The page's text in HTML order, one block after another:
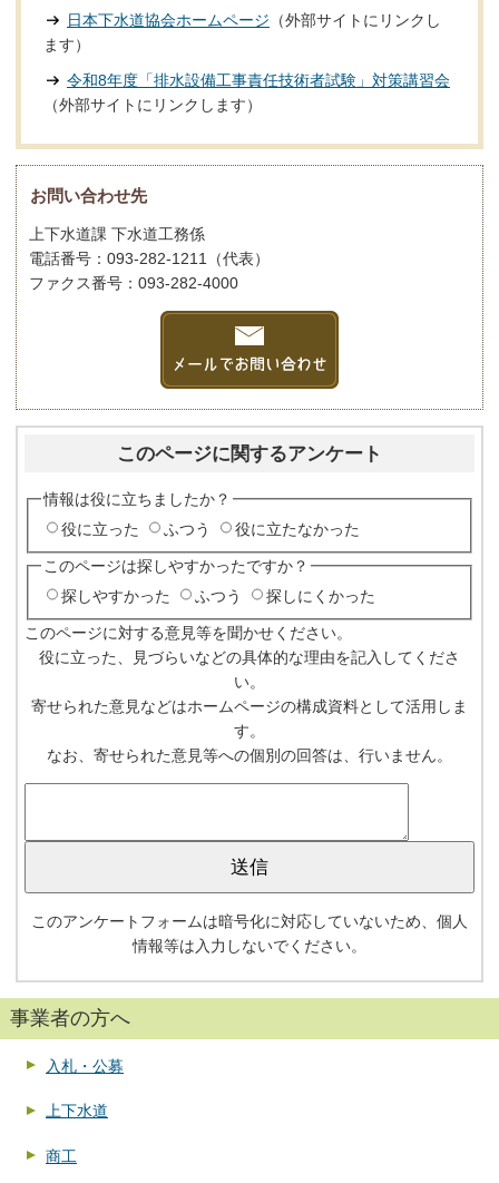
日本下水道協会ホームページ （外部サイトにリンクし
ます）
令和8年度「排水設備工事責任技術者試験」対策講習会
（外部サイトにリンクします）
お問い合わせ先
上下水道課 下水道工務係
電話番号：093-282-1211（代表）
ファクス番号：093-282-4000
このページに関するアンケート
情報は役に立ちましたか？
役に立った
ふつう 役に立たなかった
このページは探しやすかったですか？
探しやすかった
ふつう 探しにくかった
このページに対する意見等を聞かせください。
役に立った、見づらいなどの具体的な理由を記入してくださ
い。
寄せられた意見などはホームページの構成資料として活用しま
す。
なお、寄せられた意見等への個別の回答は、行いません。
このアンケートフォームは暗号化に対応していないため、個人
情報等は入力しないでください。
事業者の方へ
入札・公募
上下水道
商工